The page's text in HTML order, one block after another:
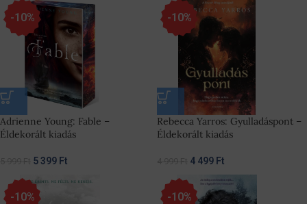
-10%
Adrienne Young: Fable –
Éldekorált kiadás
5 399 Ft
-10%
Rebecca Yarros: Gyulladáspont –
Éldekorált kiadás
4 499 Ft
-10% -10%